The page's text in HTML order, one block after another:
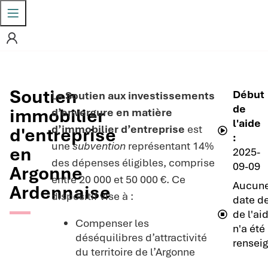
Soutien
immobilier
d'entreprise
en
Argonne
Ardennaise
LeSoutien aux investissements
d’envergure en matière
d’immobilier d’entreprise est
une subventionreprésentant 14%
des dépenses éligibles, comprise
entre 20 000 et 50 000 €. Ce
dispositif vise à :
Compenser les
déséquilibres d’attractivité
du territoire de l’Argonne
Début
de
l'aide
:
2025-
09-09
date
de
n'a été